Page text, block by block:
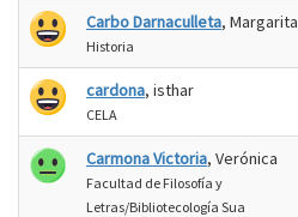
Carbo Darnaculleta, Margarita
Historia
cardona, isthar
CELA
Carmona Victoria, Verónica
Facultad de Filosofía y
Letras/Bibliotecología Sua